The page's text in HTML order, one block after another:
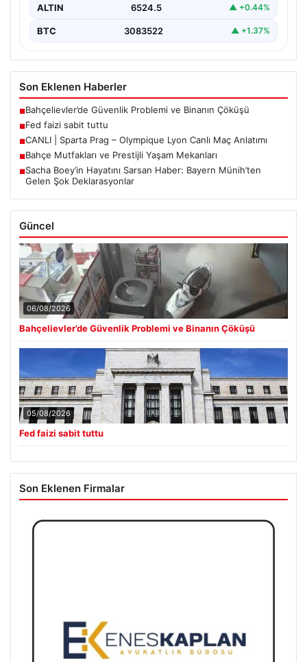
ALTIN 6524.5 ▲ +0.44%
BTC 3083522 ▲ +1.37%
Son Eklenen Haberler
■Bahçelievler’de Güvenlik Problemi ve Binanın Çöküşü
■Fed faizi sabit tuttu
■CANLI | Sparta Prag – Olympique Lyon Canlı Maç Anlatımı
■Bahçe Mutfakları ve Prestijli Yaşam Mekanları
■Sacha Boey’in Hayatını Sarsan Haber: Bayern Münih’ten
Gelen Şok Deklarasyonlar
Güncel
06/08/2026
Bahçelievler’de Güvenlik Problemi ve Binanın Çöküşü
05/08/2026
Fed faizi sabit tuttu
Son Eklenen Firmalar